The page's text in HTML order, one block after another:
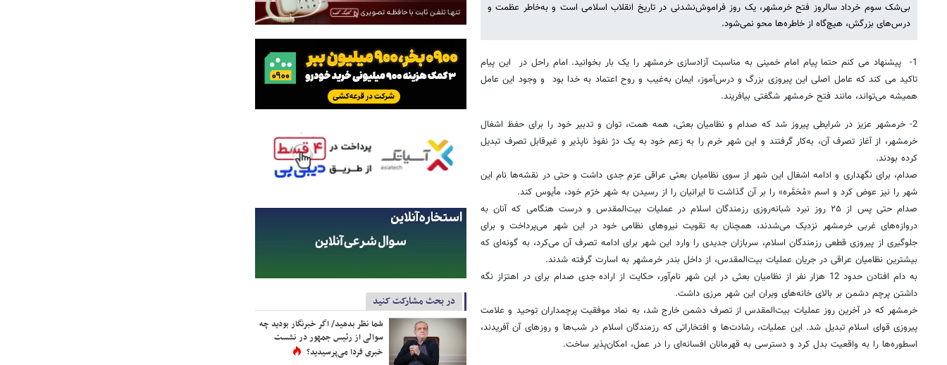
بی‌شک سوم خرداد سالروز فتح خرمشهر، یک روز فراموش‌نشدنی در تاریخ انقلاب اسلامی است و به‌خاطر عظمت‌ و
درس‌های بزرگش، هیچ‌گاه از خاطره‌ها محو نمی‌شود.
1- پیشنهاد می کنم حتما پیام امام خمینی به مناسبت آزادسازی خرمشهر را یک بار بخوانید. امام راحل در این پیام
تاکید می کند که عامل اصلی این پیروزی بزرگ و درس‌آموز، ایمان به‌غیب و روح اعتماد به خدا بود و وجود این عامل
همیشه می‌تواند، مانند فتح خرمشهر شگفتی بیافریند.
2- خرمشهر عزیز در شرایطی پیروز شد که صدام و نظامیان بعثی، همه همت، توان و تدبیر خود را برای حفظ اشغال
خرمشهر، از آغاز تصرف آن، به‌کار گرفتند و این شهر خرم را به زعم خود به یک دژ نفوذ ناپذیر و غیرقابل تصرف تبدیل
کرده بودند.
صدام، برای نگهداری و ادامه اشغال این شهر از سوی نظامیان بعثی عراقی عزم جدی داشت و حتی در نقشه‌ها نام این
شهر را نیز عوض کرد و اسم «مُحَمَّره» را بر آن گذاشت تا ایرانیان را از رسیدن به شهر خرّم خود، مأیوس کند.
صدام حتی پس از ۲۵ روز نبرد شبانه‌روزی رزمندگان اسلام در عملیات بیت‌المقدس و درست هنگامی که آنان به
دروازه‌های غربی خرمشهر نزدیک می‌شدند، همچنان به تقویت نیروهای نظامی خود در این شهر می‌پرداخت و برای
جلوگیری از پیروزی قطعی رزمندگان اسلام، سربازان جدیدی را وارد این شهر برای ادامه تصرف آن می‌کرد، به گونه‌ای که
بیشترین نظامیان عراقی در جریان عملیات بیت‌المقدس، از داخل بندر خرمشهر به اسارت گرفته شدند.
به دام افتادن حدود 12 هزار نفر از نظامیان بعثی در این شهر نام‌آور، حکایت از اراده جدی صدام برای در اهتزاز نگه
داشتن پرچم دشمن بر بالای خانه‌های ویران این شهر مرزی داشت. ‏
‏خرمشهر که در آخرین روز عملیات بیت‌المقدس از تصرف دشمن خارج شد، به نماد موفقیت پرچمداران توحید و علامت
پیروزی قوای اسلام تبدیل شد. این عملیات، رشادت‌ها و افتخاراتی که رزمندگان اسلام در شب‌ها و روزهای آن آفریدند،
اسطوره‌ها را به واقعیت بدل کرد و دسترسی به قهرمانان افسانه‌ای را در عمل، امکان‌پذیر ساخت.‏
در بحث مشارکت کنید
شما نظر بدهید/ اگر خبرنگار بودید چه
سوالی از رئیس جمهور در نشست
خبری فردا می‌پرسیدید؟